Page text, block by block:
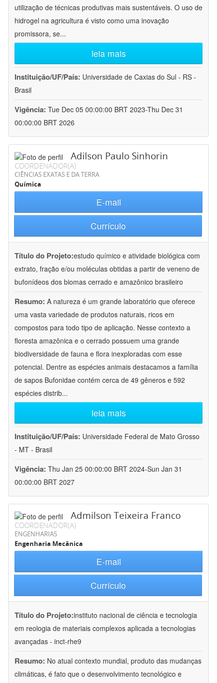
utilização de técnicas produtivas mais sustentáveis. O uso de
hidrogel na agricultura é visto como uma inovação
promissora, se...
leia mais
Instituição/UF/País: Universidade de Caxias do Sul - RS -
Brasil
Vigência: Tue Dec 05 00:00:00 BRT 2023-Thu Dec 31
00:00:00 BRT 2026
Adilson Paulo Sinhorin
COORDENADOR(A)
CIÊNCIAS EXATAS E DA TERRA
Química
E-mail
Currículo
Título do Projeto:estudo químico e atividade biológica com
extrato, fração e/ou moléculas obtidas a partir de veneno de
bufonídeos dos biomas cerrado e amazônico brasileiro
Resumo: A natureza é um grande laboratório que oferece
uma vasta variedade de produtos naturais, ricos em
compostos para todo tipo de aplicação. Nesse contexto a
floresta amazônica e o cerrado possuem uma grande
biodiversidade de fauna e flora inexploradas com esse
potencial. Dentre as espécies animais destacamos a família
de sapos Bufonidae contém cerca de 49 gêneros e 592
espécies distrib...
leia mais
Instituição/UF/País: Universidade Federal de Mato Grosso
- MT - Brasil
Vigência: Thu Jan 25 00:00:00 BRT 2024-Sun Jan 31
00:00:00 BRT 2027
Admilson Teixeira Franco
COORDENADOR(A)
ENGENHARIAS
Engenharia Mecânica
E-mail
Currículo
Título do Projeto:instituto nacional de ciência e tecnologia
em reologia de materiais complexos aplicada a tecnologias
avançadas - inct-rhe9
Resumo: No atual contexto mundial, produto das mudanças
climáticas, é fato que o desenvolvimento tecnológico e